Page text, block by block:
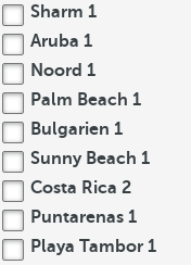
Sharm 1
Aruba 1
Noord 1
Palm Beach 1
Bulgarien 1
Sunny Beach 1
Costa Rica 2
Puntarenas 1
Playa Tambor 1